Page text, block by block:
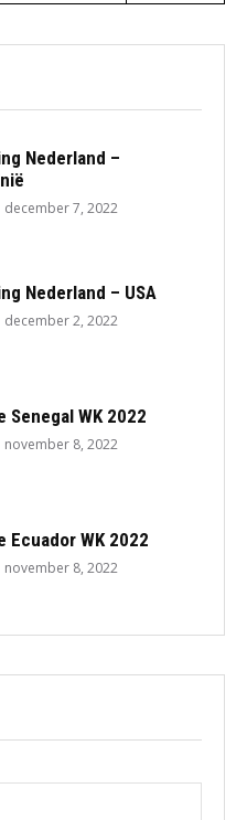
Nederland –
december 7, 2022
Nederland – USA
december 2, 2022
Senegal WK 2022
november 8, 2022
Ecuador WK 2022
november 8, 2022